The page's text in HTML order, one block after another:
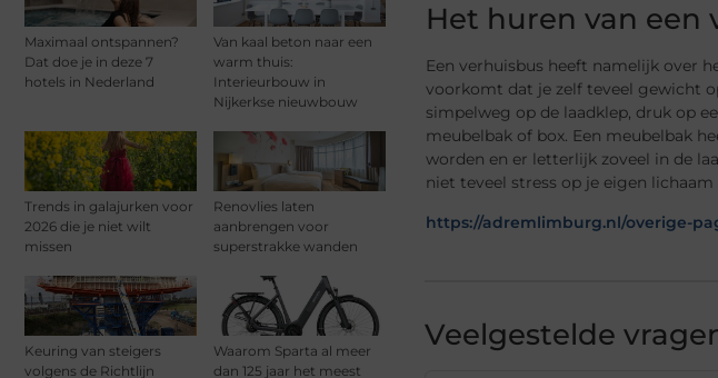
Maximaal ontspannen?
Dat doe je in deze 7
hotels in Nederland
Van kaal beton naar een
warm thuis:
Interieurbouw in
Nijkerkse nieuwbouw
Trends in galajurken voor
2026 die je niet wilt
missen
Renovlies laten
aanbrengen voor
superstrakke wanden
Keuring van steigers
volgens de Richtlijn
Waarom Sparta al meer
dan 125 jaar het meest
Het huren van een
Een verhuisbus heeft namelijk over
voorkomt dat je zelf teveel gewicht
simpelweg op de laadklep, druk op
meubelbak of box. Een meubelbak
worden en er letterlijk zoveel in de
niet teveel stress op je eigen
https://adremlimburg.nl/overige-
Veelgestelde